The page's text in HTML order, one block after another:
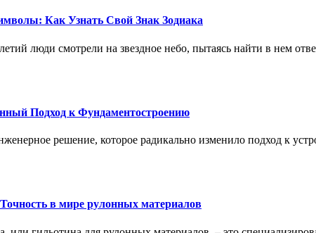
Как Узнать Свой Знак Зодиака
люди смотрели на звездное небо, пытаясь найти в нем
Подход к Фундаментостроению
решение, которое радикально изменило подход к
в мире рулонных материалов